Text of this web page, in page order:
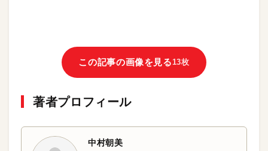
この記事の画像を見る 13枚
著者プロフィール
中村朝美